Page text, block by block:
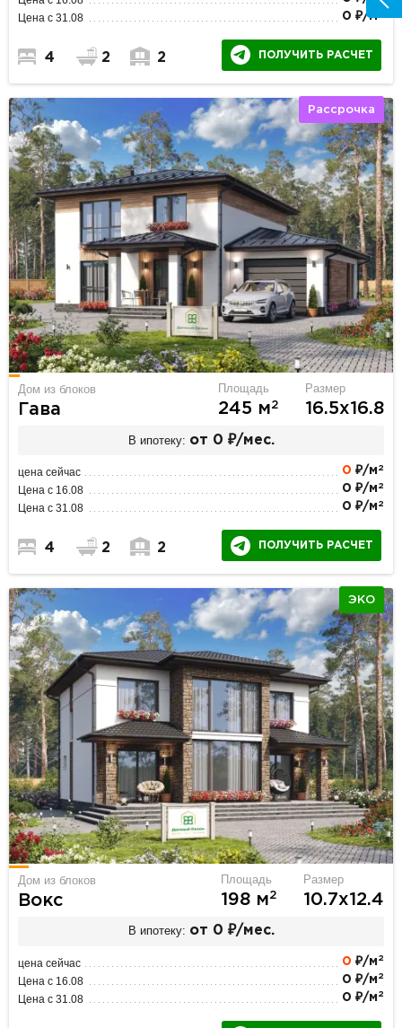
Цена с 31.08 0 ₽/м
4 2 2 ПОЛУЧИТЬ РАСЧЕТ
Рассрочка
Дом из блоков
Гава
Площадь
245 м2
Размер
16.5х16.8
В ипотеку: от 0 ₽/мес.
цена сейчас 0 ₽/м 2
Цена с 16.08 0 ₽/м 2
Цена с 31.08 0 ₽/м 2
4 2 2 ПОЛУЧИТЬ РАСЧЕТ
ЭКО
Дом из блоков
Вокс
Площадь
198 м2
Размер
10.7х12.4
В ипотеку: от 0 ₽/мес.
цена сейчас 0 ₽/м 2
Цена с 16.08 0 ₽/м 2
Цена с 31.08 0 ₽/м 2